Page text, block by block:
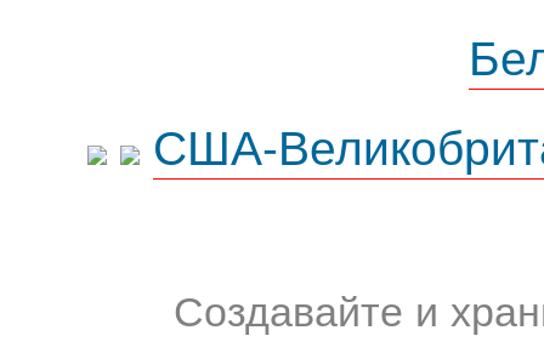
США-
Создавайте и